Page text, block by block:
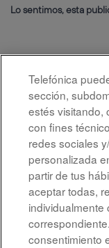
Lo sentimos, esta
Telefónica
sección,
estés visitando,
con fines
redes sociales
personalizada
partir de tus
aceptar todas,
individualmente
consentimiento